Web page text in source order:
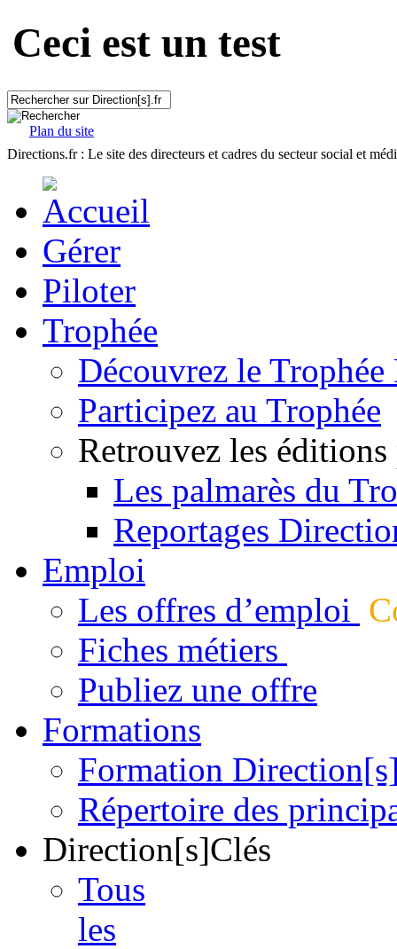
Ceci est un test
Plan du site
Directions.fr : Le site des directeurs et cadres du secteur social et
Gérer
Piloter
Trophée
Découvrez le
Participez au Trophée
Retrouvez les éditions
Les palmarès du
Reportages
Emploi
Les offres d’emploi
Fiches métiers
Publiez une offre
Formations
Formation
Répertoire des
Direction[s]Clés
Tous
les